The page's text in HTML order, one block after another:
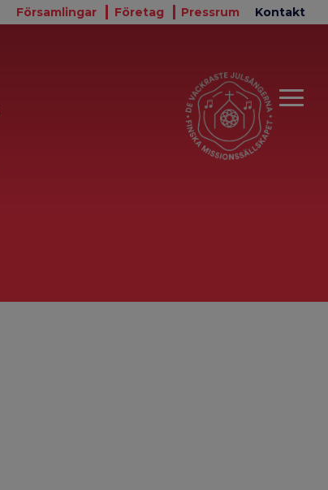
Församlingar Företag Pressrum Kontakt